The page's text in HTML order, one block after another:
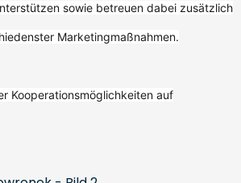
sowie betreuen dabei zusätzlich
Marketingmaßnahmen.
Kooperationsmöglichkeiten auf